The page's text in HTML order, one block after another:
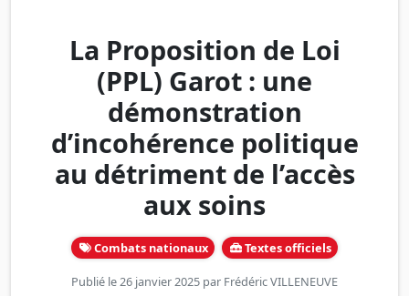
La Proposition de Loi
(PPL) Garot : une
démonstration
d’incohérence politique
au détriment de l’accès
aux soins
Combats nationaux Textes officiels
Publié le 26 janvier 2025 par Frédéric VILLENEUVE